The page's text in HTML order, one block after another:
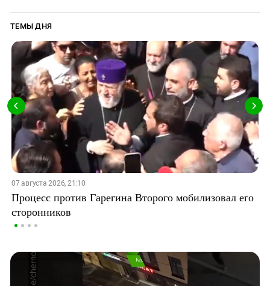
ТЕМЫ ДНЯ
07 августа 2026, 21:10
Процесс против Гарегина Второго мобилизовал его
сторонников